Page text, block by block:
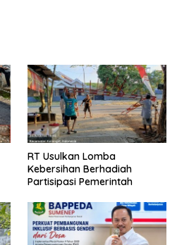
RT Usulkan Lomba
Kebersihan Berhadiah
Partisipasi Pemerintah